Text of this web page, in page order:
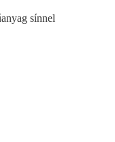
sínnel